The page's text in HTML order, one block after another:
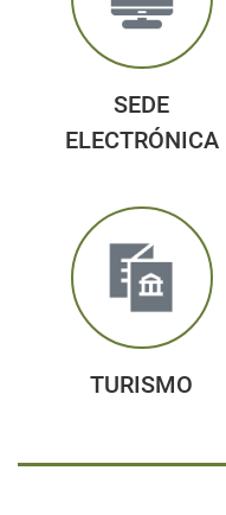
SEDE
ELECTRÓNICA
TURISMO